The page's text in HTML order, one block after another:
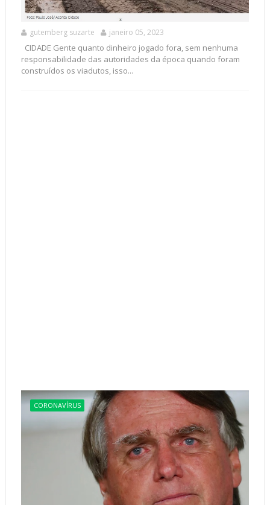
gutemberg suzarte janeiro 05, 2023
CIDADE Gente quanto dinheiro jogado fora, sem nenhuma
responsabilidade das autoridades da época quando foram
construídos os viadutos, isso...
CORONAVÍRUS